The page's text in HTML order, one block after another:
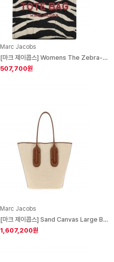
Marc Jacobs
[마크 제이콥스] Womens The Zebra-Print Logo Large Tote Bag
507,700원
Marc Jacobs
[마크 제이콥스] Sand Canvas Large Babe Shopping Bag Beigearganoil Exterior: Fabric Borse A Mano
1,607,200원